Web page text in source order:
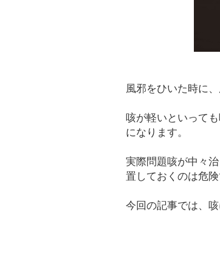
風邪をひいた時に
咳が軽いといって
になります。
実際問題咳が中々
置しておくのは危険
今回の記事では、